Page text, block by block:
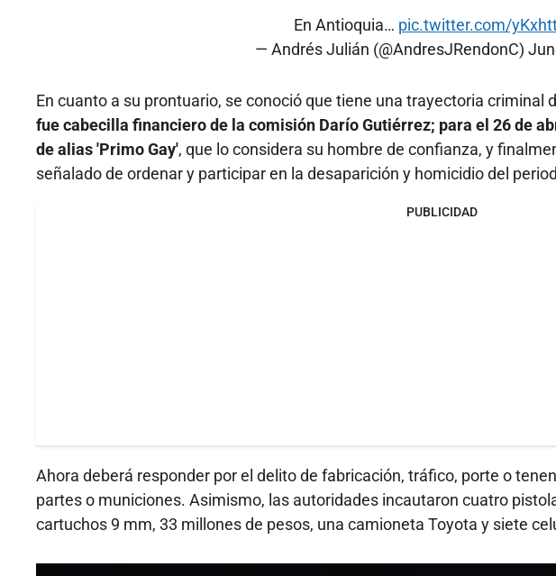
En Antioquia… pic.twitter.com/
— Andrés Julián (@AndresJRendonC)
En cuanto a su prontuario, se conoció que tiene una trayectoria criminal
fue cabecilla financiero de la comisión Darío Gutiérrez; para el 26 de
de alias 'Primo Gay', que lo considera su hombre de confianza, y
señalado de ordenar y participar en la desaparición y homicidio del
PUBLICIDAD
Ahora deberá responder por el delito de fabricación, tráfico, porte o
partes o municiones. Asimismo, las autoridades incautaron cuatro
cartuchos 9 mm, 33 millones de pesos, una camioneta Toyota y siete